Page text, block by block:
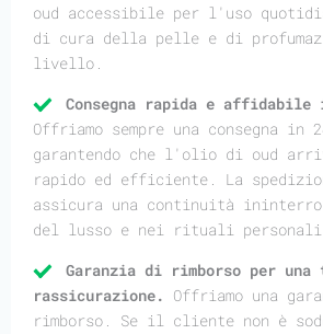
oud accessibile per l'uso
di cura della pelle e di
livello.
Consegna rapida e affidabile
Offriamo sempre una consegna in
garantendo che l'olio di oud
rapido ed efficiente. La
assicura una continuità
del lusso e nei rituali
Garanzia di rimborso per
rassicurazione. Offriamo una
rimborso. Se il cliente non è